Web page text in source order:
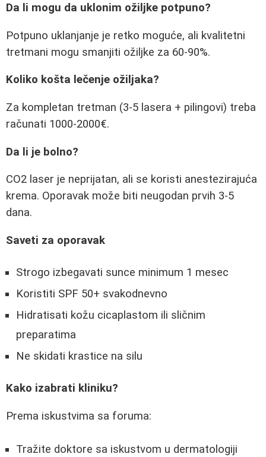
Da li mogu da uklonim ožiljke potpuno?
Potpuno uklanjanje je retko moguće, ali kvalitetni
tretmani mogu smanjiti ožiljke za 60-90%.
Koliko košta lečenje ožiljaka?
Za kompletan tretman (3-5 lasera + pilingovi) treba
računati 1000-2000€.
Da li je bolno?
CO2 laser je neprijatan, ali se koristi anestezirajuća
krema. Oporavak može biti neugodan prvih 3-5
dana.
Saveti za oporavak
Strogo izbegavati sunce minimum 1 mesec
Koristiti SPF 50+ svakodnevno
Hidratisati kožu cicaplastom ili sličnim
preparatima
Ne skidati krastice na silu
Kako izabrati kliniku?
Prema iskustvima sa foruma:
Tražite doktore sa iskustvom u dermatologiji